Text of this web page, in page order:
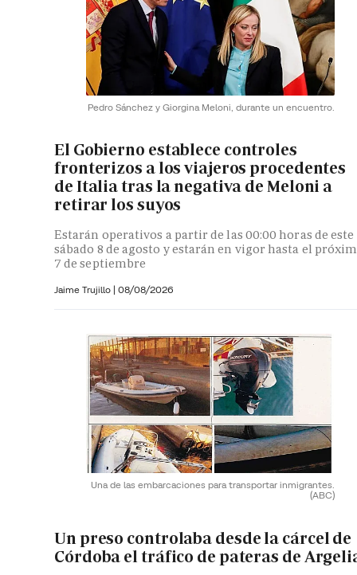
Pedro Sánchez y Giorgina Meloni, durante un encuentro.
El Gobierno establece controles
fronterizos a los viajeros procedentes
de Italia tras la negativa de Meloni a
retirar los suyos
Estarán operativos a partir de las 00:00 horas de este
sábado 8 de agosto y estarán en vigor hasta el
7 de septiembre
Jaime Trujillo | 08/08/2026
Una de las embarcaciones para transportar inmigrantes.
(ABC)
Un preso controlaba desde la cárcel de
Córdoba el tráfico de pateras de